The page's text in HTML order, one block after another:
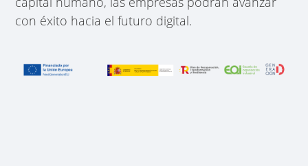
con éxito hacia el futuro digital.